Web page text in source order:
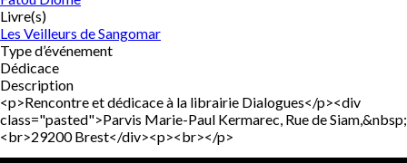
Livre(s)
Les Veilleurs de Sangomar
Type d’événement
Dédicace
Description
<p>Rencontre et dédicace à la librairie Dialogues</p><div
class="pasted">Parvis Marie-Paul Kermarec, Rue de Siam,&nbsp;
<br>29200 Brest</div><p><br></p>